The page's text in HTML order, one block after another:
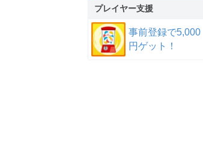
プレイヤー支援
事前登録で5,000
円ゲット！